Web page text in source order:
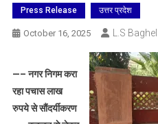
Press Release उत्तर प्रदेश
October 16, 2025 L.S Baghel
—– नगर निगम करा
रहा पचास लाख
रुपये से सौंदर्यीकरण